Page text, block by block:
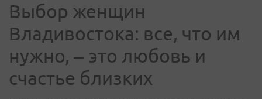
Выбор женщин
Владивостока: все, что им
нужно, – это любовь и
счастье близких